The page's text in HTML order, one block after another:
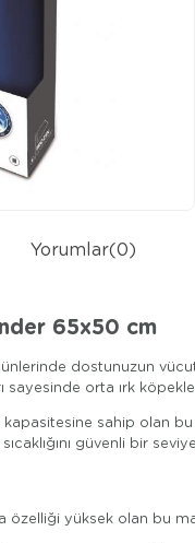
Yorumlar(0)
65x50 cm
dostunuzun
orta ırk
sahip olan bu
güvenli bir
özelliği yüksek olan bu